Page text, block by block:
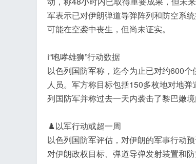
军表示已对伊朗弹道导弹阵列和防空系
可能在空袭中丧生，但尚未证实。
ℹ️“咆哮雄狮”行动数据
以色列国防军称，迄今为止已对约600
人员。军方称目标包括150多枚地对地
列国防军并称过去一天内袭击了黎巴嫩
♟️以军行动或超一周
以色列国防军评估，对伊朗的军事行动
对伊朗政权目标、弹道导弹发射装置和